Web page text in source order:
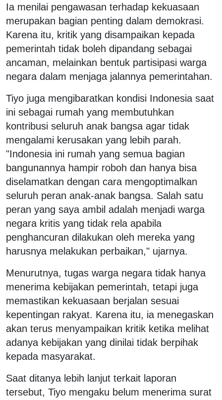
Ia menilai pengawasan terhadap kekuasaan
merupakan bagian penting dalam demokrasi.
Karena itu, kritik yang disampaikan kepada
pemerintah tidak boleh dipandang sebagai
ancaman, melainkan bentuk partisipasi warga
negara dalam menjaga jalannya pemerintahan.
Tiyo juga mengibaratkan kondisi Indonesia saat
ini sebagai rumah yang membutuhkan
kontribusi seluruh anak bangsa agar tidak
mengalami kerusakan yang lebih parah.
"Indonesia ini rumah yang semua bagian
bangunannya hampir roboh dan hanya bisa
diselamatkan dengan cara mengoptimalkan
seluruh peran anak-anak bangsa. Salah satu
peran yang saya ambil adalah menjadi warga
negara kritis yang tidak rela apabila
penghancuran dilakukan oleh mereka yang
harusnya melakukan perbaikan," ujarnya.
Menurutnya, tugas warga negara tidak hanya
menerima kebijakan pemerintah, tetapi juga
memastikan kekuasaan berjalan sesuai
kepentingan rakyat. Karena itu, ia menegaskan
akan terus menyampaikan kritik ketika melihat
adanya kebijakan yang dinilai tidak berpihak
kepada masyarakat.
Saat ditanya lebih lanjut terkait laporan
tersebut, Tiyo mengaku belum menerima surat